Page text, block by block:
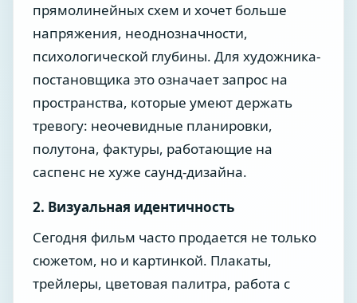
прямолинейных схем и хочет больше
напряжения, неоднозначности,
психологической глубины. Для художника-
постановщика это означает запрос на
пространства, которые умеют держать
тревогу: неочевидные планировки,
полутона, фактуры, работающие на
саспенс не хуже саунд-дизайна.
2. Визуальная идентичность
Сегодня фильм часто продается не только
сюжетом, но и картинкой. Плакаты,
трейлеры, цветовая палитра, работа с